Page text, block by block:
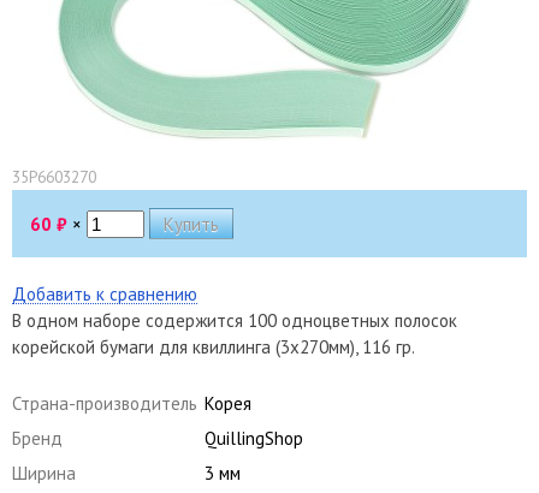
35P6603270
60 ₽ ×
Добавить к сравнению
В одном наборе содержится 100 одноцветных полосок
корейской бумаги для квиллинга (3х270мм), 116 гр.
Страна-производитель Корея
Бренд
QuillingShop
Ширина
3 мм